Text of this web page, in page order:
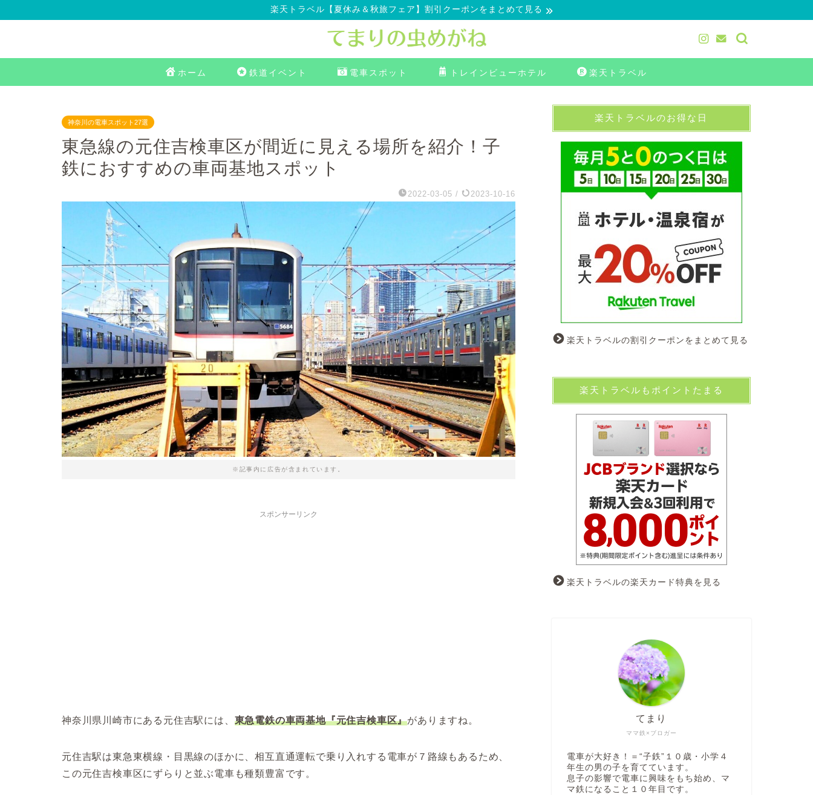
楽天トラベル【夏休み＆秋旅フェア】割引クーポンをまとめて見る
ホーム 鉄道イベント 電車スポット トレインビューホテル 楽天トラベル
神奈川の電車スポット27選
東急線の元住吉検車区が間近に見える場所を紹介！子
鉄におすすめの車両基地スポット
2022-03-05 / 2023-10-16
※記事内に広告が含まれています。
スポンサーリンク
神奈川県川崎市にある元住吉駅には、 東急電鉄の車両基地『元住吉検車区』がありますね。
元住吉駅は東急東横線・目黒線のほかに、相互直通運転で乗り入れする電車が７路線もあるため、
この元住吉検車区にずらりと並ぶ電車も種類豊富です。
楽天トラベルのお得な日
楽天トラベルの割引クーポンをまとめて見る
楽天トラベルもポイントたまる
楽天トラベルの楽天カード特典を見る
ママ鉄×ブロガー
てまり
電車が大好き！＝“子鉄”１０歳・小学４
年生の男の子を育てています。
息子の影響で電車に興味をもち始め、マ
マ鉄になること１０年目です。